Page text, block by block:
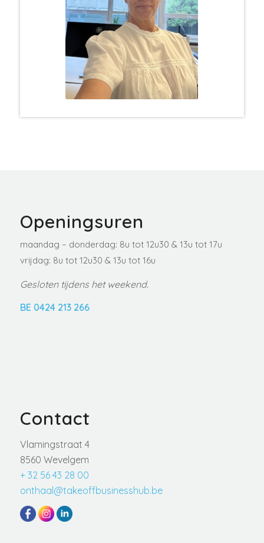
Openingsuren
maandag – donderdag: 8u tot 12u30 & 13u tot 17u
vrijdag: 8u tot 12u30 & 13u tot 16u
Gesloten tijdens het weekend.
BE 0424 213 266
Contact
Vlamingstraat 4
8560 Wevelgem
+ 32 56 43 28 00
onthaal@takeoffbusinesshub.be